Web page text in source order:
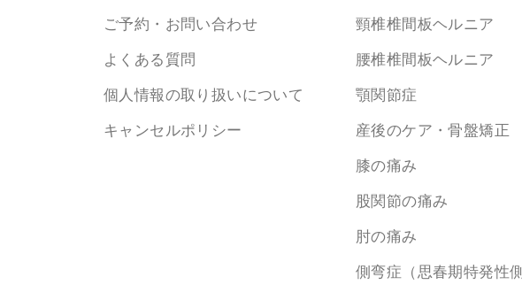
ご予約・お問い合わせ
よくある質問
個人情報の取り扱いについて
キャンセルポリシー
頸椎椎間板ヘルニア
腰椎椎間板ヘルニア
顎関節症
産後のケア・骨盤矯正
膝の痛み
股関節の痛み
肘の痛み
側弯症（思春期特発性側